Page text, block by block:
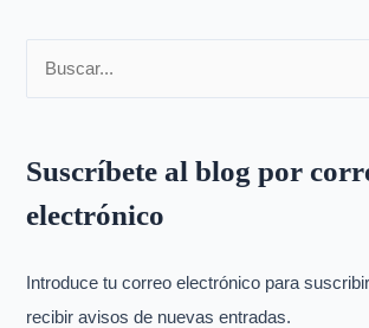
c
a
p
o
Suscríbete al blog por
electrónico
Introduce tu correo electrónico para
recibir avisos de nuevas entradas.